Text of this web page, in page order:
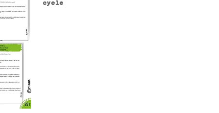
cycle